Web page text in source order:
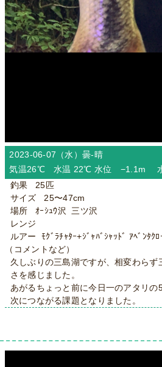
2023-06-07（水）曇-晴
気温26℃ 水温 22℃ 水位 −1.1m
釣果 25匹
サイズ 25〜47cm
場所 ｵｰｼｭｳ沢 三ツ沢
レンジ
ルアー ﾓｸﾞﾗﾁｬﾀｰ+ｼﾞｬﾊﾞｼｬｯﾄﾞ ｱﾍﾞﾝﾀｸ
（コメントなど）
久しぶりの三島湖ですが、相変わらず
さを感じました。
あがるちょっと前に今日一のアタリ
次につながる課題となりました。